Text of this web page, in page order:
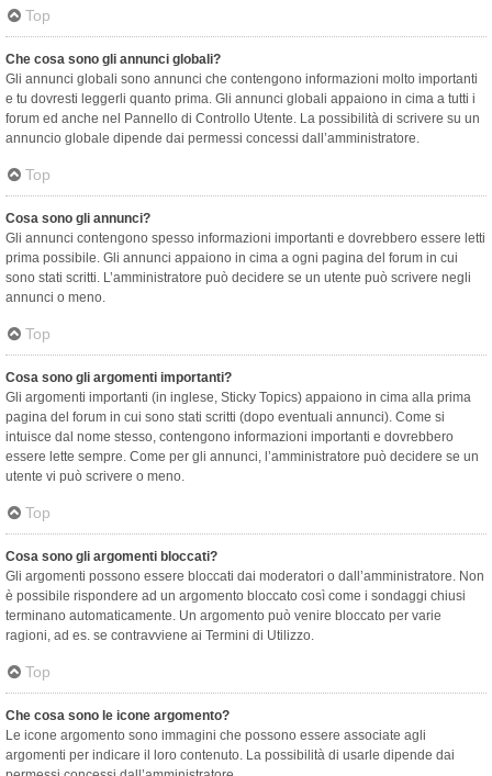
Top
Che cosa sono gli annunci globali?
Gli annunci globali sono annunci che contengono informazioni molto importanti
e tu dovresti leggerli quanto prima. Gli annunci globali appaiono in cima a tutti i
forum ed anche nel Pannello di Controllo Utente. La possibilità di scrivere su un
annuncio globale dipende dai permessi concessi dall’amministratore.
Top
Cosa sono gli annunci?
Gli annunci contengono spesso informazioni importanti e dovrebbero essere letti
prima possibile. Gli annunci appaiono in cima a ogni pagina del forum in cui
sono stati scritti. L’amministratore può decidere se un utente può scrivere negli
annunci o meno.
Top
Cosa sono gli argomenti importanti?
Gli argomenti importanti (in inglese, Sticky Topics) appaiono in cima alla prima
pagina del forum in cui sono stati scritti (dopo eventuali annunci). Come si
intuisce dal nome stesso, contengono informazioni importanti e dovrebbero
essere lette sempre. Come per gli annunci, l’amministratore può decidere se un
utente vi può scrivere o meno.
Top
Cosa sono gli argomenti bloccati?
Gli argomenti possono essere bloccati dai moderatori o dall’amministratore. Non
è possibile rispondere ad un argomento bloccato così come i sondaggi chiusi
terminano automaticamente. Un argomento può venire bloccato per varie
ragioni, ad es. se contravviene ai Termini di Utilizzo.
Top
Che cosa sono le icone argomento?
Le icone argomento sono immagini che possono essere associate agli
argomenti per indicare il loro contenuto. La possibilità di usarle dipende dai